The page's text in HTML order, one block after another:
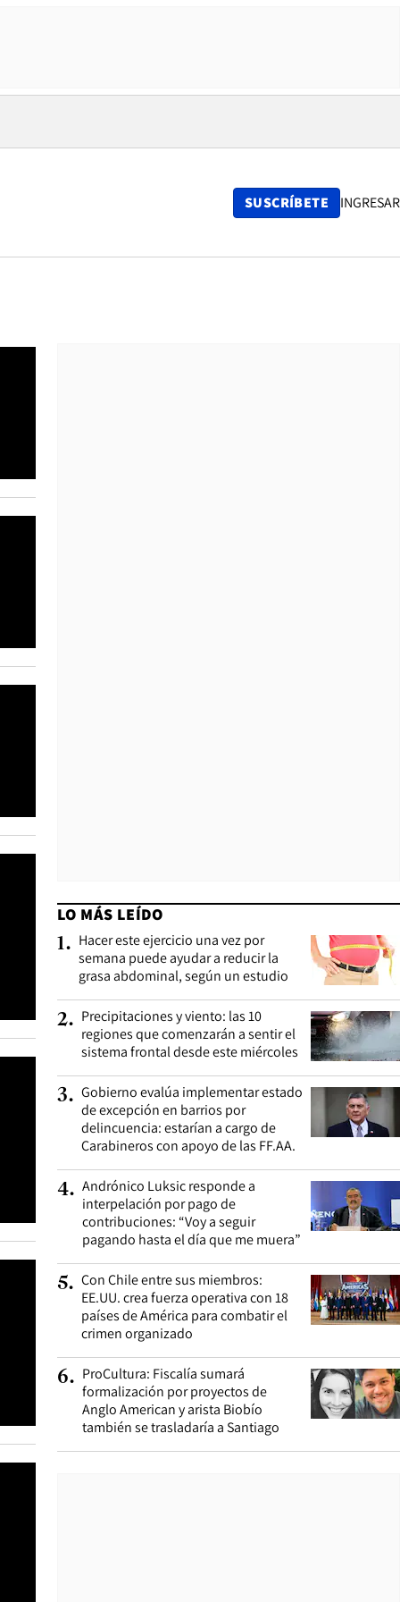
SUSCRÍBETE INGRESAR
LO MÁS LEÍDO
1. Hacer este ejercicio una vez por
semana puede ayudar a reducir la
grasa abdominal, según un estudio
2. Precipitaciones y viento: las 10
regiones que comenzarán a sentir el
sistema frontal desde este miércoles
3. Gobierno evalúa implementar estado
de excepción en barrios por
delincuencia: estarían a cargo de
Carabineros con apoyo de las FF.AA.
4. Andrónico Luksic responde a
interpelación por pago de
contribuciones: “Voy a seguir
pagando hasta el día que me muera”
5. Con Chile entre sus miembros:
EE.UU. crea fuerza operativa con 18
países de América para combatir el
crimen organizado
6. ProCultura: Fiscalía sumará
formalización por proyectos de
Anglo American y arista Biobío
también se trasladaría a Santiago